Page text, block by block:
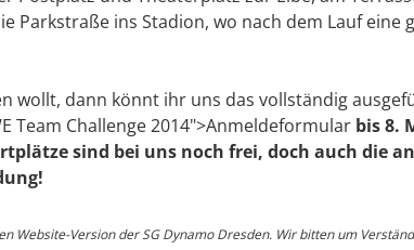
Parkstraße ins Stadion, wo nach dem Lauf eine
wollt, dann könnt ihr uns das vollständig
Team Challenge 2014">Anmeldeformular bis 8.
sind bei uns noch frei, doch auch die
Website-Version der SG Dynamo Dresden. Wir bitten um